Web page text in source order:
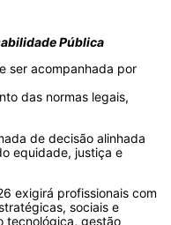
Pública
ser acompanhada por
das normas legais,
de decisão alinhada
equidade, justiça e
exigirá profissionais com
sociais e
tecnológica, gestão